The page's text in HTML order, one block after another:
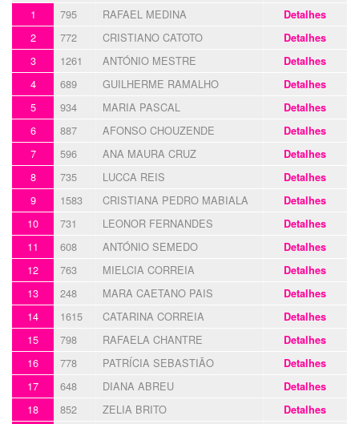
1 795 RAFAEL MEDINA Detalhes
2 772 CRISTIANO CATOTO Detalhes
3 1261 ANTÓNIO MESTRE Detalhes
4 689 GUILHERME RAMALHO Detalhes
5 934 MARIA PASCAL Detalhes
6 887 AFONSO CHOUZENDE Detalhes
7 596 ANA MAURA CRUZ Detalhes
8 735 LUCCA REIS Detalhes
9 1583 CRISTIANA PEDRO MABIALA Detalhes
10 731 LEONOR FERNANDES Detalhes
11 608 ANTÓNIO SEMEDO Detalhes
12 763 MIELCIA CORREIA Detalhes
13 248 MARA CAETANO PAIS Detalhes
14 1615 CATARINA CORREIA Detalhes
15 798 RAFAELA CHANTRE Detalhes
16 778 PATRÍCIA SEBASTIÃO Detalhes
17 648 DIANA ABREU Detalhes
18 852 ZELIA BRITO Detalhes